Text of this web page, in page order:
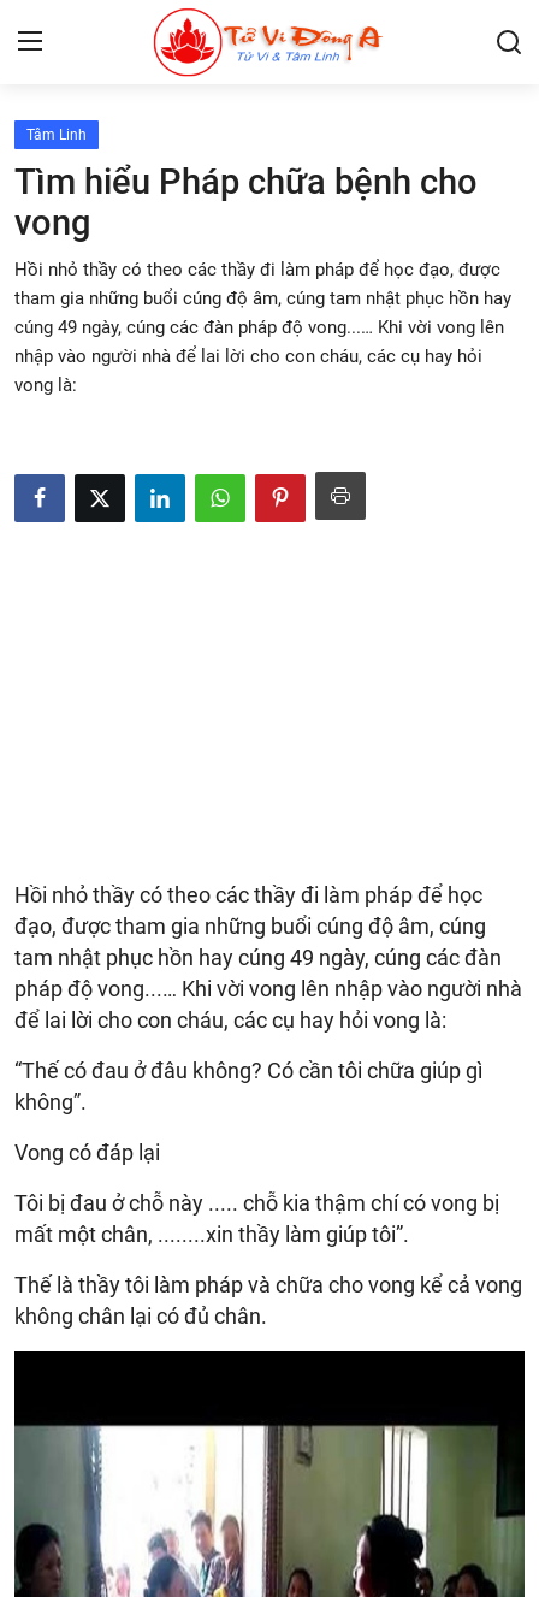
Lập Lá Số Tử Vi
Kiến Thức Tử Vi
Xem bói
Tâm Linh
Giải mã giấc mơ
Tâm Linh
Tìm hiểu Pháp chữa bệnh cho
vong
Hồi nhỏ thầy có theo các thầy đi làm pháp để học đạo, được
tham gia những buổi cúng độ âm, cúng tam nhật phục hồn hay
cúng 49 ngày, cúng các đàn pháp độ vong...… Khi vời vong lên
nhập vào người nhà để lai lời cho con cháu, các cụ hay hỏi
vong là:
Hồi nhỏ thầy có theo các thầy đi làm pháp để học
đạo, được tham gia những buổi cúng độ âm, cúng
tam nhật phục hồn hay cúng 49 ngày, cúng các đàn
pháp độ vong...… Khi vời vong lên nhập vào người nhà
để lai lời cho con cháu, các cụ hay hỏi vong là:
“Thế có đau ở đâu không? Có cần tôi chữa giúp gì
không”.
Vong có đáp lại
Tôi bị đau ở chỗ này ..... chỗ kia thậm chí có vong bị
mất một chân, ........xin thầy làm giúp tôi”.
Thế là thầy tôi làm pháp và chữa cho vong kể cả vong
không chân lại có đủ chân.